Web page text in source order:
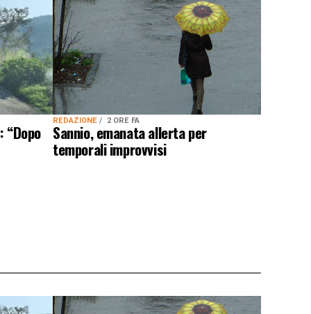
“Dopo
REDAZIONE 2 ORE FA
Sannio, emanata allerta per
temporali improvvisi